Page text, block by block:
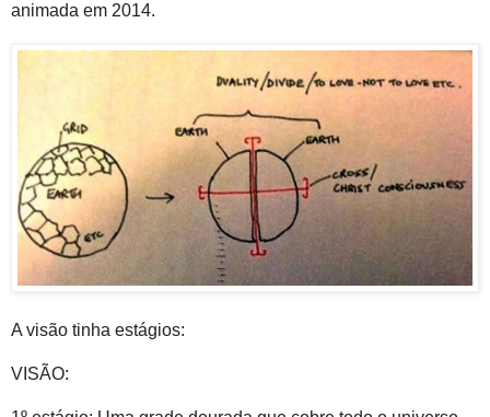
animada em 2014.
A visão tinha estágios:
VISÃO: